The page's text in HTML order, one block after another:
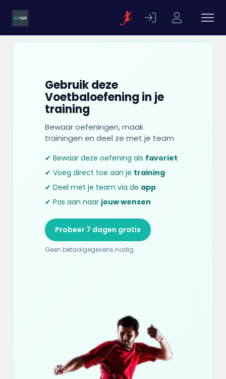
Gebruik deze
Voetbaloefening in je
training
Bewaar oefeningen, maak
trainingen en deel ze met je team
✔ Bewaar deze oefening als favoriet
✔ Voeg direct toe aan je training
✔ Deel met je team via de app
✔ Pas aan naar jouw wensen
Probeer 7 dagen gratis
Geen betaalgegevens nodig